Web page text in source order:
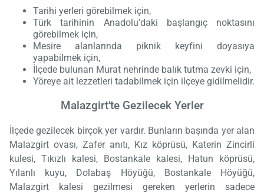
Tarihi yerleri görebilmek için,
Türk tarihinin Anadolu'daki başlangıç noktasını
görebilmek için,
Mesire alanlarında piknik keyfini doyasıya
yapabilmek için,
İlçede bulunan Murat nehrinde balık tutma zevki için,
Yöreye ait lezzetleri tadabilmek için ilçeye gidilmelidir.
Malazgirt'te Gezilecek Yerler
İlçede gezilecek birçok yer vardır. Bunların başında yer alan
Malazgirt ovası, Zafer anıtı, Kız köprüsü, Katerin Zincirli
kulesi, Tıkızlı kalesi, Bostankale kalesi, Hatun köprüsü,
Yılanlı kuyu, Dolabaş Höyüğü, Bostankale Höyüğü,
Malazgirt kalesi gezilmesi gereken yerlerin sadece